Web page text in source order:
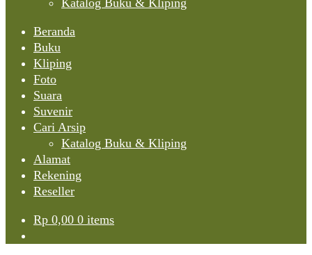
Katalog Buku & Kliping
Beranda
Buku
Kliping
Foto
Suara
Suvenir
Cari Arsip
Katalog Buku & Kliping
Alamat
Rekening
Reseller
Rp 0,00 0 items